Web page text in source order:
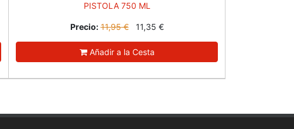
PISTOLA 750 ML
Precio: 11,95€ 11,35 €
Añadir a la Cesta